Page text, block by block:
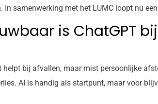
samenwerking met het LUMC loopt nu
is ChatGPT
helpt bij afvallen, maar mist persoonlijke
AI is handig als startpunt, maar voor